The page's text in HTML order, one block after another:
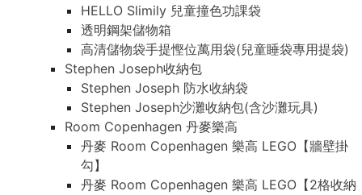
HELLO Slimily 兒童撞色功課袋
透明鋼架儲物箱
高清儲物袋手提慳位萬用袋(兒童睡袋專用提袋)
Stephen Joseph收納包
Stephen Joseph 防水收納袋
Stephen Joseph沙灘收納包(含沙灘玩具)
Room Copenhagen 丹麥樂高
丹麥 Room Copenhagen 樂高 LEGO【牆壁掛
勾】
丹麥 Room Copenhagen 樂高 LEGO【2格收納